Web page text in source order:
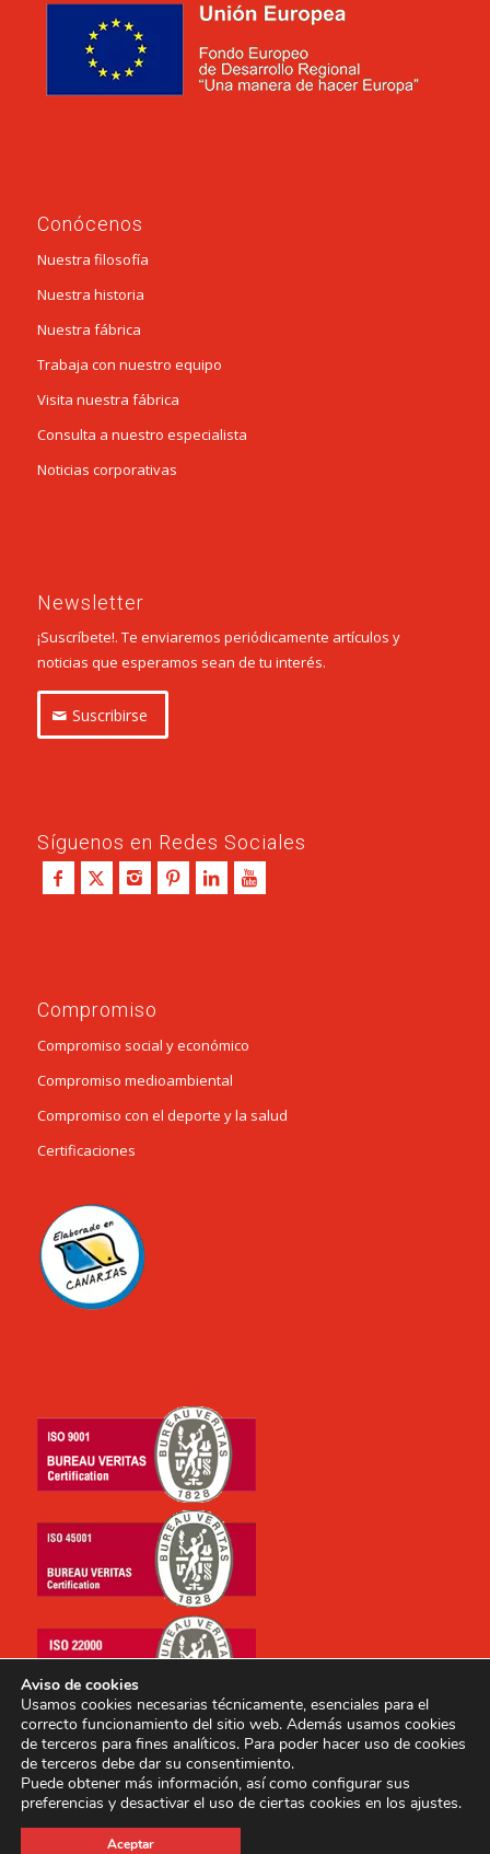
Conócenos
Nuestra filosofía
Nuestra historia
Nuestra fábrica
Trabaja con nuestro equipo
Visita nuestra fábrica
Consulta a nuestro especialista
Noticias corporativas
Newsletter
¡Suscríbete!. Te enviaremos periódicamente artículos y
noticias que esperamos sean de tu interés.
Suscribirse
Síguenos en Redes Sociales
Compromiso
Compromiso social y económico
Compromiso medioambiental
Compromiso con el deporte y la salud
Certificaciones
Copyright © 2014-2026 E.I. Archipielago, S.A. Todos los
Aviso de cookies
Usamos cookies necesarias técnicamente, esenciales para el
correcto funcionamiento del sitio web. Además usamos cookies
de terceros para fines analíticos. Para poder hacer uso de cookies
de terceros debe dar su consentimiento.
Puede obtener más información, así como configurar sus
preferencias y desactivar el uso de ciertas cookies en los ajustes.
Aceptar